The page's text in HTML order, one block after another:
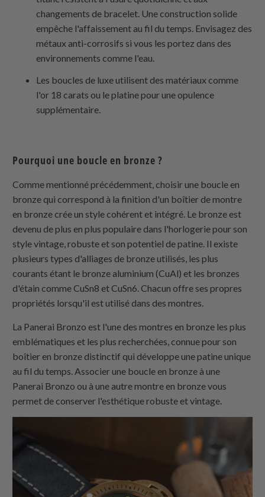
changements de bracelet. Une construction solide
empêche l'affaissement au fil du temps. Envisagez des
métaux anti-corrosifs si vous les portez dans des
environnements comme l'eau.
Les boucles de luxe utilisent des matériaux comme
l'or 18 carats ou le platine pour une opulence
supplémentaire.
Pourquoi une boucle en bronze ?
Comme mentionné précédemment, choisir une boucle en
bronze qui correspond à la finition d'un boîtier de montre
en bronze crée un style cohérent et intégré. Le bronze est
devenu de plus en plus populaire dans l'horlogerie pour son
style vintage, robuste et son potentiel de patine. Il existe
plusieurs types d'alliages de bronze utilisés, les plus
courants étant le bronze aluminium (CuAl) et les bronzes
d'étain comme CuSn8 et CuSn6. Chacun offre ses propres
propriétés lorsqu'il est utilisé dans des montres.
La Panerai Bronzo est l'une des montres en bronze les plus
emblématiques et les plus recherchées, connue pour son
boîtier en bronze distinctif qui développe une patine unique
au fil du temps. Associer une boucle en bronze à une
Panerai Bronzo ou à une autre montre en bronze vous
permet de conserver l'esthétique robuste et vintage.